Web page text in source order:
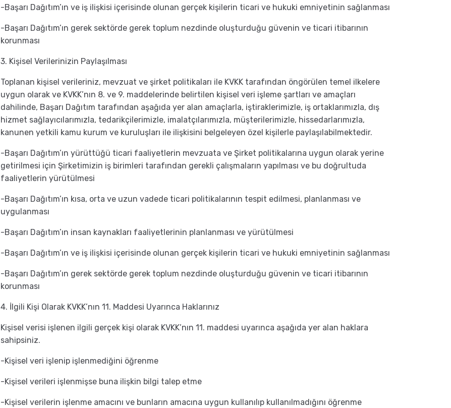
-Başarı Dağıtım’ın ve iş ilişkisi içerisinde olunan gerçek kişilerin ticari ve hukuki emniyetinin sağlanması
-Başarı Dağıtım’ın gerek sektörde gerek toplum nezdinde oluşturduğu güvenin ve ticari itibarının
korunması
3. Kişisel Verilerinizin Paylaşılması
Toplanan kişisel verileriniz, mevzuat ve şirket politikaları ile KVKK tarafından öngörülen temel ilkelere
uygun olarak ve KVKK’nın 8. ve 9. maddelerinde belirtilen kişisel veri işleme şartları ve amaçları
dahilinde, Başarı Dağıtım tarafından aşağıda yer alan amaçlarla, iştiraklerimizle, iş ortaklarımızla, dış
hizmet sağlayıcılarımızla, tedarikçilerimizle, imalatçılarımızla, müşterilerimizle, hissedarlarımızla,
kanunen yetkili kamu kurum ve kuruluşları ile ilişkisini belgeleyen özel kişilerle paylaşılabilmektedir.
-Başarı Dağıtım’ın yürüttüğü ticari faaliyetlerin mevzuata ve Şirket politikalarına uygun olarak yerine
getirilmesi için Şirketimizin iş birimleri tarafından gerekli çalışmaların yapılması ve bu doğrultuda
faaliyetlerin yürütülmesi
-Başarı Dağıtım’ın kısa, orta ve uzun vadede ticari politikalarının tespit edilmesi, planlanması ve
uygulanması
-Başarı Dağıtım’ın insan kaynakları faaliyetlerinin planlanması ve yürütülmesi
-Başarı Dağıtım’ın ve iş ilişkisi içerisinde olunan gerçek kişilerin ticari ve hukuki emniyetinin sağlanması
-Başarı Dağıtım’ın gerek sektörde gerek toplum nezdinde oluşturduğu güvenin ve ticari itibarının
korunması
4. İlgili Kişi Olarak KVKK’nın 11. Maddesi Uyarınca Haklarınız
Kişisel verisi işlenen ilgili gerçek kişi olarak KVKK’nın 11. maddesi uyarınca aşağıda yer alan haklara
sahipsiniz.
-Kişisel veri işlenip işlenmediğini öğrenme
-Kişisel verileri işlenmişse buna ilişkin bilgi talep etme
-Kişisel verilerin işlenme amacını ve bunların amacına uygun kullanılıp kullanılmadığını öğrenme